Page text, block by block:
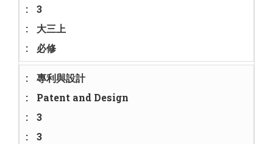
3
大三上
必修
專利與設計
Patent and Design
3
3